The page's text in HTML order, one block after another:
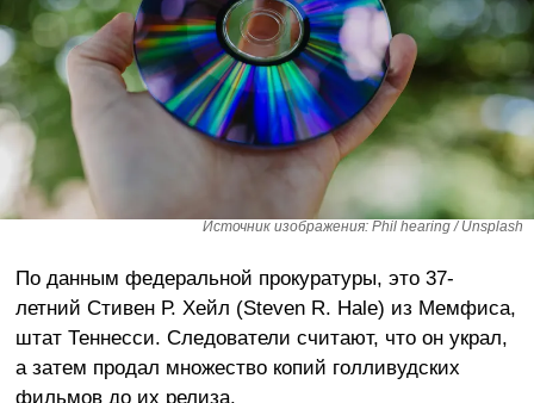
Источник изображения: Phil hearing / Unsplash
По данным федеральной прокуратуры, это 37-
летний Стивен Р. Хейл (Steven R. Hale) из Мемфиса,
штат Теннесси. Следователи считают, что он украл,
а затем продал множество копий голливудских
фильмов до их релиза.